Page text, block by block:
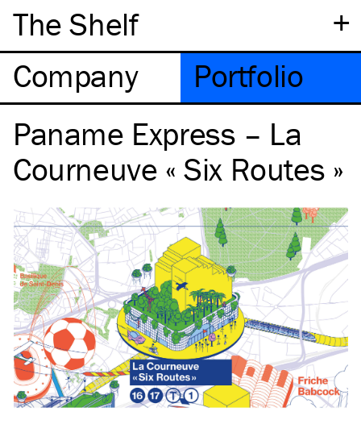
+
The Shelf
Company
Portfolio
Paname Express – La
Courneuve « Six Routes »